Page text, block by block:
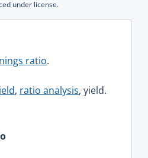
under license.
ratio.
, ratio analysis, yield.